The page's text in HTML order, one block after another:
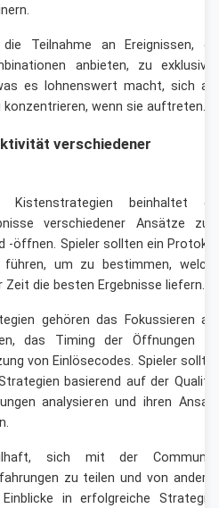
Teilnahme an Ereignissen,
anbieten, zu
es lohnenswert macht, sich
konzentrieren, wenn sie auftreten.
verschiedener
beinhaltet
verschiedener Ansätze
-öffnen. Spieler sollten ein
um zu bestimmen,
die besten Ergebnisse liefern.
gehören das Fokussieren
das Timing der Öffnungen
von Einlösecodes. Spieler
basierend auf der
analysieren und ihren
sich mit der
zu teilen und von
in erfolgreiche